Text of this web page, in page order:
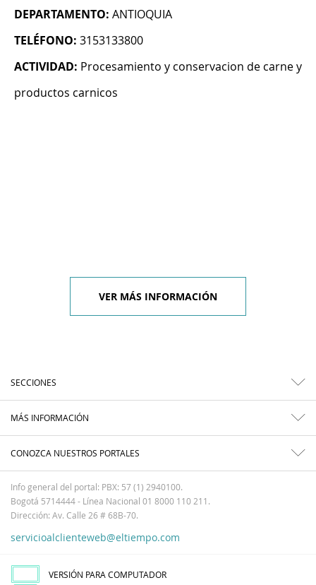
DEPARTAMENTO: ANTIOQUIA
TELÉFONO: 3153133800
ACTIVIDAD: Procesamiento y conservacion de carne y
productos carnicos
VER MÁS INFORMACIÓN
SECCIONES
MÁS INFORMACIÓN
CONOZCA NUESTROS PORTALES
Info general del portal: PBX: 57 (1) 2940100.
Bogotá 5714444 - Línea Nacional 01 8000 110 211.
Dirección: Av. Calle 26 # 68B-70.
servicioalclienteweb@eltiempo.com
VERSIÓN PARA COMPUTADOR